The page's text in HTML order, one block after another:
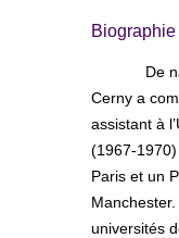
Biographie
De
Cerny a
assistant à
(1967-1970)
Paris et un
universités